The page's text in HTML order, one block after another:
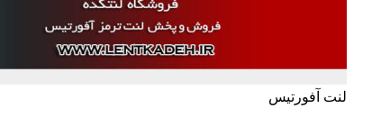
لنت آفورتیس